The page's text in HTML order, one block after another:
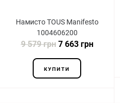
Намисто TOUS Manifesto
1004606200
9 579 грн7 663 грн
КУПИТИ